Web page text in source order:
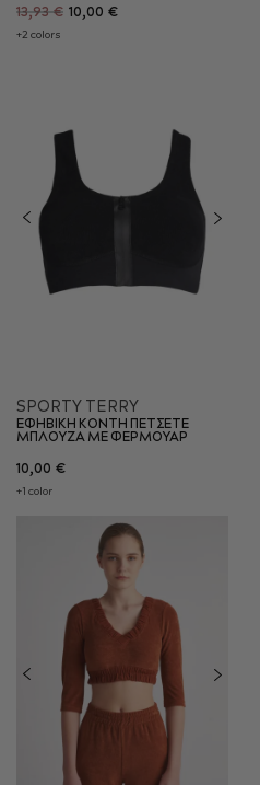
13,93 € 10,00 €
+2 colors
SPORTY TERRY
ΕΦΗΒΙΚΗ ΚΟΝΤΗ ΠΕΤΣΕΤΕ
ΜΠΛΟΥΖΑ ΜΕ ΦΕΡΜΟΥΑΡ
10,00 €
+1 color